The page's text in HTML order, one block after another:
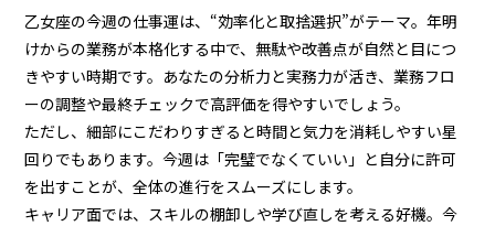
乙女座の今週の仕事運は、“効率化と取捨選択”がテーマ。年明
けからの業務が本格化する中で、無駄や改善点が自然と目につ
きやすい時期です。あなたの分析力と実務力が活き、業務フロ
ーの調整や最終チェックで高評価を得やすいでしょう。
ただし、細部にこだわりすぎると時間と気力を消耗しやすい星
回りでもあります。今週は「完璧でなくていい」と自分に許可
を出すことが、全体の進行をスムーズにします。
キャリア面では、スキルの棚卸しや学び直しを考える好機。今